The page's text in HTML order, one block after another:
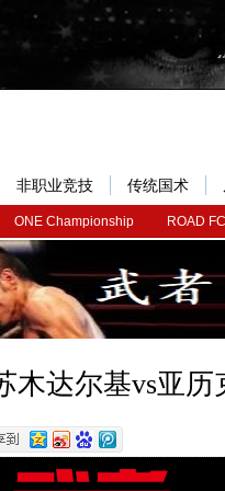
ONE Championship ROAD FC
非职业竞技 传统国术
木达尔基vs亚历